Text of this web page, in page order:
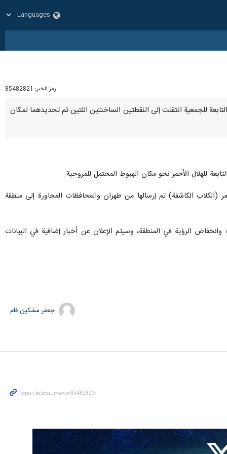
رمز الخبر: 85482821
التابعة للجمعية انتقلت إلى النقطتين الساخنتين اللتين تم تحديدهما لمكان
للهلال الأحمر نحو مكان الهبوط المحتمل للمروحية.
البحث عن المروحية في قرية الطويل، منها 23 فريقاً من الهلال الأحمر (الكلاب الكاشفة) تم إرسالها من طهران والمحافظات المجاورة إلى منطقة
الرؤية في المنطقة، وسيتم الإعلان عن أخبار إضافية في البيانات
جعفر مشکین فام